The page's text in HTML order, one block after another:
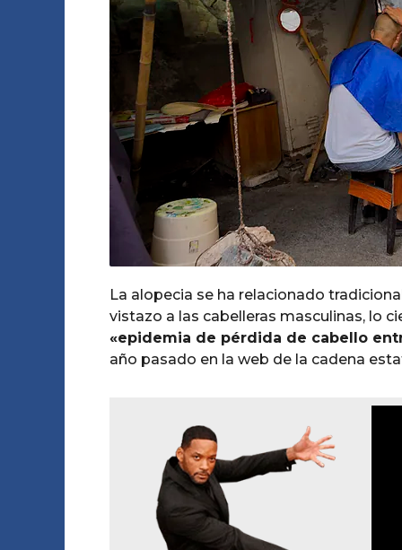
g
m
La alopecia se ha relacionado
vistazo a las cabelleras masculinas, lo
«epidemia de pérdida de cabello
año pasado en la web de la cadena